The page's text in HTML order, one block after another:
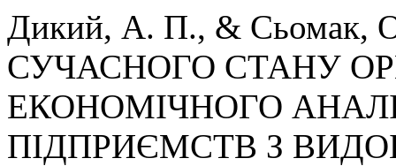
Дикий, А. П., & Сьомак,
СУЧАСНОГО СТАНУ
ЕКОНОМІЧНОГО
ПІДПРИЄМСТВ З